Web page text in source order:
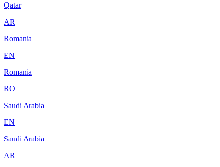
Qatar
AR
Romania
EN
Romania
RO
Saudi Arabia
EN
Saudi Arabia
AR